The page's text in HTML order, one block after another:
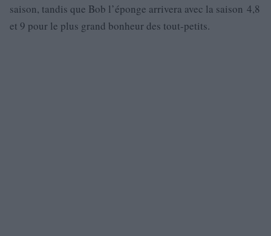
saison, tandis que Bob l’éponge arrivera avec la saison 4,8
et 9 pour le plus grand bonheur des tout-petits.